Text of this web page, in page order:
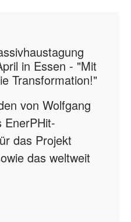
in Essen - "Mit
Transformation!"
von Wolfgang
EnerPHit-
das Projekt
das weltweit